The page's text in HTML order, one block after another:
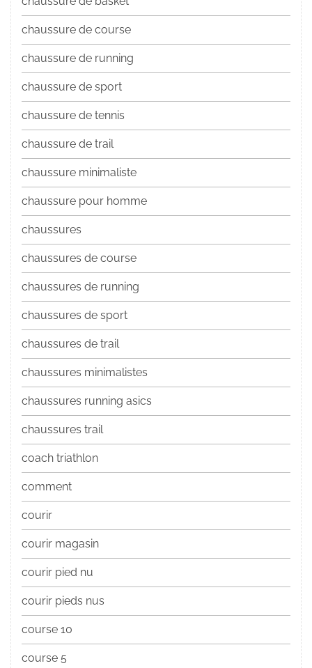
chaussure de course
chaussure de running
chaussure de sport
chaussure de tennis
chaussure de trail
chaussure minimaliste
chaussure pour homme
chaussures
chaussures de course
chaussures de running
chaussures de sport
chaussures de trail
chaussures minimalistes
chaussures running asics
chaussures trail
coach triathlon
comment
courir
courir magasin
courir pied nu
courir pieds nus
course 10
course 5